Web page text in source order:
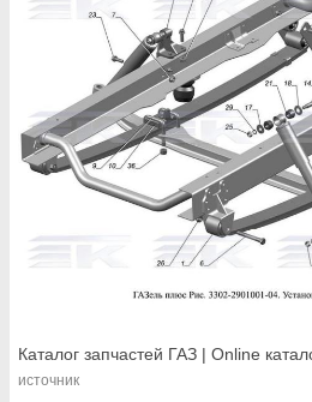
Каталог запчастей ГАЗ | Online
источник